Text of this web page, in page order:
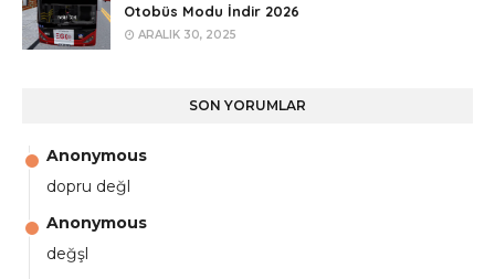
Otobüs Modu İndir 2026
ARALIK 30, 2025
SON YORUMLAR
Anonymous
dopru değl
Anonymous
değşl